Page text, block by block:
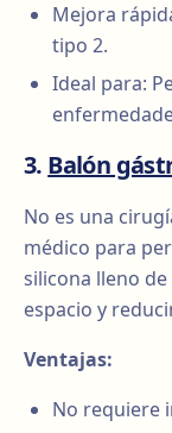
Mejora
tipo 2.
Ideal para:
3. Balón
No es una
médico para
silicona lleno
espacio y
Ventajas:
No requiere